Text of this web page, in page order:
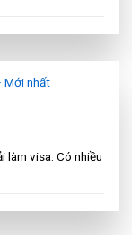
Mới nhất
làm visa. Có nhiều